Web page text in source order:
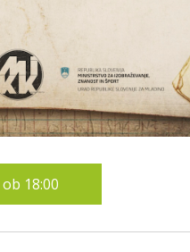
ob 18:00